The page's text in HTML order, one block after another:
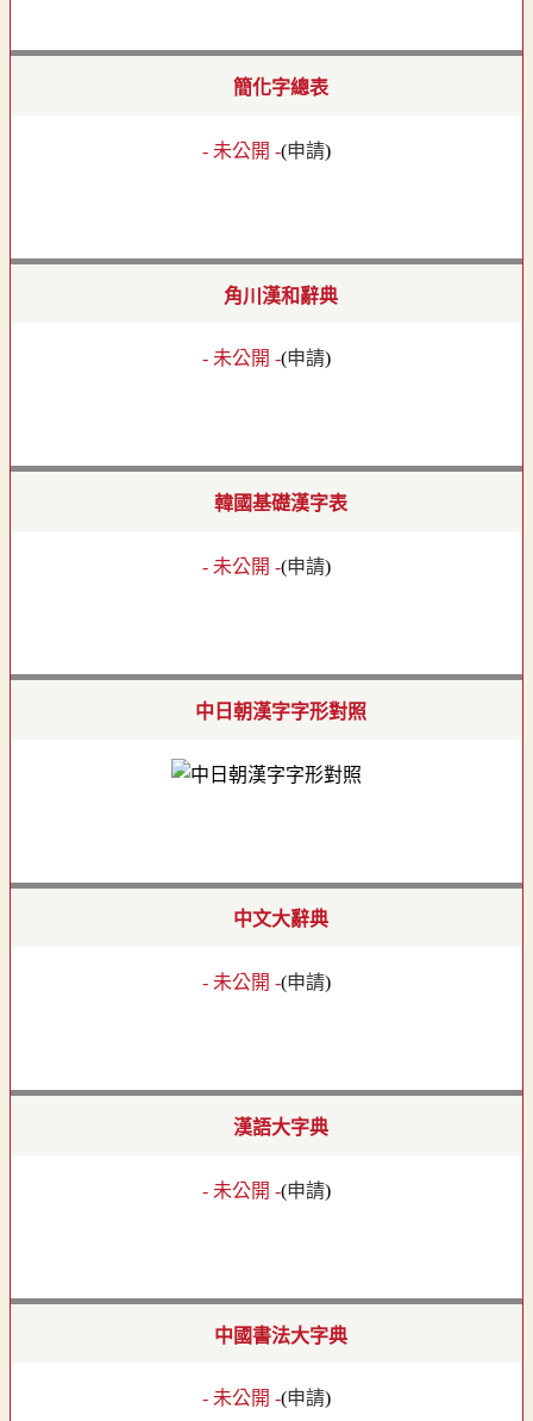
簡化字總表
- 未公開 -(申請)
角川漢和辭典
- 未公開 -(申請)
韓國基礎漢字表
- 未公開 -(申請)
中日朝漢字字形對照
中文大辭典
- 未公開 -(申請)
漢語大字典
- 未公開 -(申請)
中國書法大字典
- 未公開 -(申請)